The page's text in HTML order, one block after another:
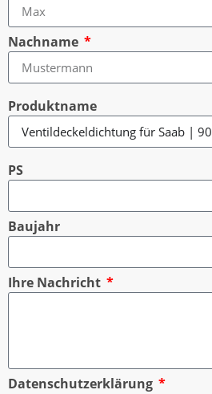
Nachname
Produktname
PS
Baujahr
Ihre Nachricht
Datenschutzerklärung